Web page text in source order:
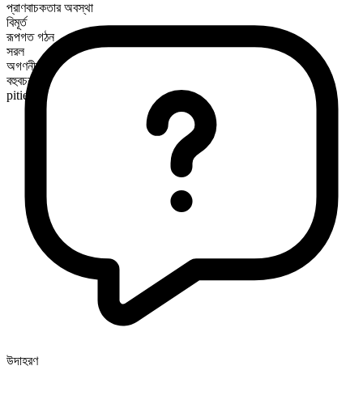
প্রাণবাচকতার অবস্থা
বিমূর্ত
রূপগত গঠন
সরল
অগণনীয়
বহুবচন রূপ
pities
উদাহরণ